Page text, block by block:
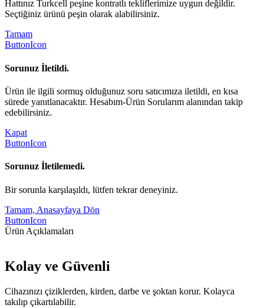
Hattınız Turkcell peşine kontratlı tekliflerimize uygun değildir.
Seçtiğiniz ürünü peşin olarak alabilirsiniz.
Tamam
ButtonIcon
Sorunuz İletildi.
Ürün ile ilgili sormuş olduğunuz soru satıcımıza iletildi, en kısa
sürede yanıtlanacaktır. Hesabım-Ürün Sorularım alanından takip
edebilirsiniz.
Kapat
ButtonIcon
Sorunuz İletilemedi.
Bir sorunla karşılaşıldı, lütfen tekrar deneyiniz.
Tamam, Anasayfaya Dön
ButtonIcon
Ürün Açıklamaları
Kolay ve Güvenli
Cihazınızı çiziklerden, kirden, darbe ve şoktan korur. Kolayca
takılıp çıkartılabilir.